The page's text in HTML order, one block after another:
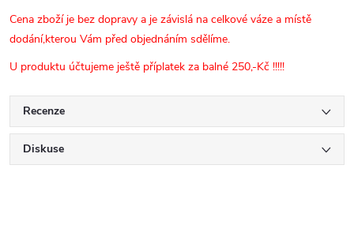
Cena zboží je bez dopravy a je závislá na celkové váze a místě
dodání,kterou Vám před objednáním sdělíme.
U produktu účtujeme ještě příplatek za balné 250,-Kč !!!!!
Recenze
Diskuse